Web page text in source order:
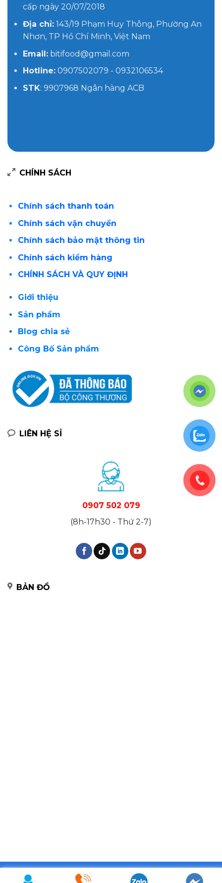
cấp ngày 20/07/2018
Địa chỉ:143/19 Phạm Huy Thông, Phường An
Nhơn, TP Hồ Chí Minh, Việt Nam
Email:bitifood@gmail.com
Hotline:0907502079 - 0932106534
STK: 9907968 Ngân hàng ACB
CHÍNH SÁCH
Chính sách thanh toán
Chính sách vận chuyển
Chính sách bảo mật thông tin
Chính sách kiểm hàng
CHÍNH SÁCH VÀ QUY ĐỊNH
Giới thiệu
Sản phẩm
Blog chia sẻ
Công Bố Sản phẩm
LIÊN HỆ SỈ
0907 502 079
(8h-17h30 - Thứ 2-7)
BẢN ĐỒ